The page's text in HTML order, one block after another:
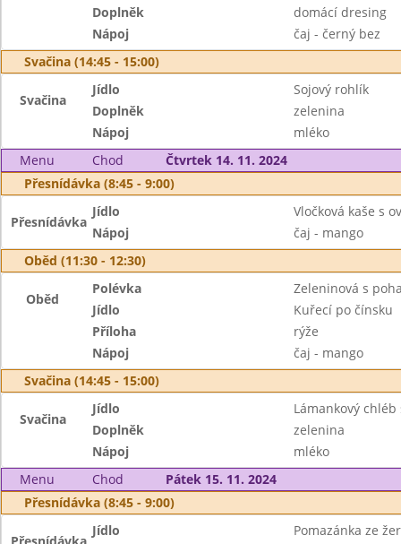
Doplněk
domácí dresing
Nápoj
čaj - černý bez
Svačina (14:45 - 15:00)
Svačina
Jídlo
Sojový rohlík
Doplněk
zelenina
Nápoj
mléko
Menu
Chod
Čtvrtek 14. 11. 2024
Přesnídávka (8:45 - 9:00)
Přesnídávka
Jídlo
Vločková kaše s
Nápoj
čaj - mango
Oběd (11:30 - 12:30)
Oběd
Polévka
Zeleninová s
Jídlo
Kuřecí po čínsku
Příloha
rýže
Nápoj
čaj - mango
Svačina (14:45 - 15:00)
Svačina
Jídlo
Lámankový
Doplněk
zelenina
Nápoj
mléko
Menu
Chod
Pátek 15. 11. 2024
Přesnídávka (8:45 - 9:00)
Jídlo
Pomazánka ze